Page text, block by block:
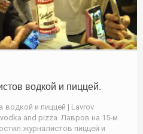
водкой и пиццей.
водкой и пиццей | Lavrov
and pizza. Лавров на 15-м
журналистов пиццей и